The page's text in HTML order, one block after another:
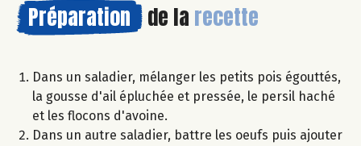
Préparation de la recette
Dans un saladier, mélanger les petits pois égouttés,
la gousse d'ail épluchée et pressée, le persil haché
et les flocons d'avoine.
Dans un autre saladier, battre les oeufs puis ajouter